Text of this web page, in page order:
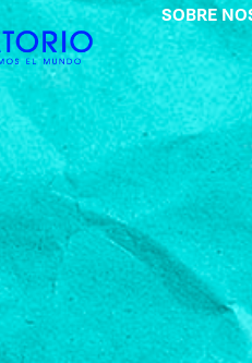
SOBRE